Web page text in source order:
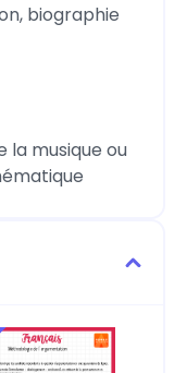
biographie
musique ou